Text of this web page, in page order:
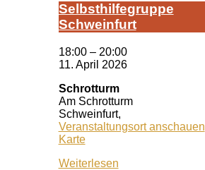
Selbst­hil­fe­grup­pe
Schwein­furt
18:00 – 20:00
11. April 2026
Schrotturm
Am Schrotturm
Schweinfurt,
Veranstaltungsort anschauen
KarteSchrotturm
Weiterlesen